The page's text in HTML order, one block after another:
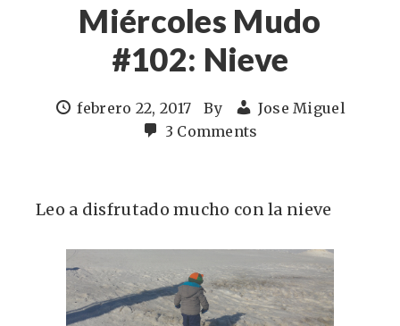
Miércoles Mudo
#102: Nieve
febrero 22, 2017 By
Jose Miguel
3 Comments
Leo a disfrutado mucho con la nieve